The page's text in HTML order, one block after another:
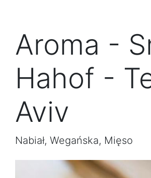
Aroma -
Hahof -
Aviv
Nabiał, Wegańska, Mięso